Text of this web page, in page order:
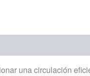
una circulación